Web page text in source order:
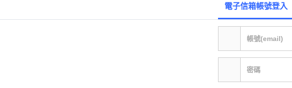
電子信箱帳號登入